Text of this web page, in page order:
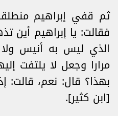
ثم قفي إبراهيم
فقالت: يا إبراهيم أين
الذي ليس به أنيس
مرارا وجعل لا يلتفت
بهذا؟ قال: نعم، قالت:
[ابن كثير].